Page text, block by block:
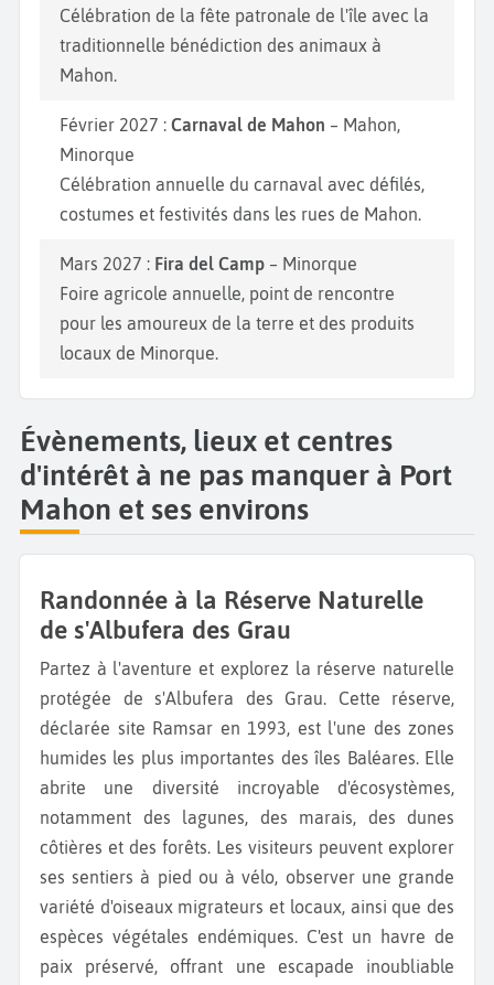
Célébration de la fête patronale de l'île avec la
traditionnelle bénédiction des animaux à
Mahon.
Février 2027 : Carnaval de Mahon – Mahon,
Minorque
Célébration annuelle du carnaval avec défilés,
costumes et festivités dans les rues de Mahon.
Mars 2027 : Fira del Camp – Minorque
Foire agricole annuelle, point de rencontre
pour les amoureux de la terre et des produits
locaux de Minorque.
Évènements, lieux et centres
d'intérêt à ne pas manquer à Port
Mahon et ses environs
Randonnée à la Réserve Naturelle
de s'Albufera des Grau
Partez à l'aventure et explorez la réserve naturelle
protégée de s'Albufera des Grau. Cette réserve,
déclarée site Ramsar en 1993, est l'une des zones
humides les plus importantes des îles Baléares. Elle
abrite une diversité incroyable d'écosystèmes,
notamment des lagunes, des marais, des dunes
côtières et des forêts. Les visiteurs peuvent explorer
ses sentiers à pied ou à vélo, observer une grande
variété d'oiseaux migrateurs et locaux, ainsi que des
espèces végétales endémiques. C'est un havre de
paix préservé, offrant une escapade inoubliable